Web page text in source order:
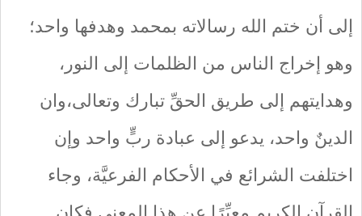
إلى أن ختم الله رسالاته بمحمد وهدفها واحد؛
وهو إخراج الناس من الظلمات إلى النور،
وهدايتهم إلى طريق الحقِّ تبارك وتعالى،وان
الدينٌ واحد، يدعو إلى عبادة ربٍّ واحد وإن
اختلفت الشرائع في الأحكام الفرعيَّة، وجاء